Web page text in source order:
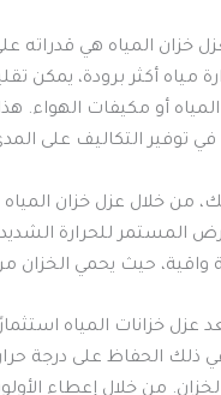
خزان المياه هي قدراته
مياه أكثر برودة، يمكن
أو مكيفات
توفير التكاليف على
من خلال عزل خزان
المستمر للحرارة
حيث يحمي الخزان
عزل خزانات المياه
ذلك الحفاظ على درجة
من خلال إعطاء